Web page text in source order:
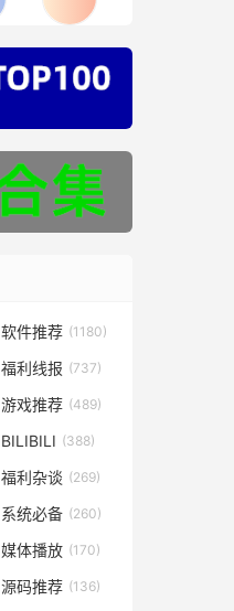
软件推荐 (1180)
福利线报 (737)
游戏推荐 (489)
BILIBILI (388)
福利杂谈 (269)
系统必备 (260)
媒体播放 (170)
源码推荐 (136)